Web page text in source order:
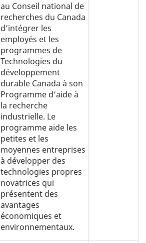
au Conseil national de
recherches du Canada
d’intégrer les
employés et les
programmes de
Technologies du
développement
durable Canada à son
Programme d’aide à
la recherche
industrielle. Le
programme aide les
petites et les
moyennes entreprises
à développer des
technologies propres
novatrices qui
présentent des
avantages
économiques et
environnementaux.